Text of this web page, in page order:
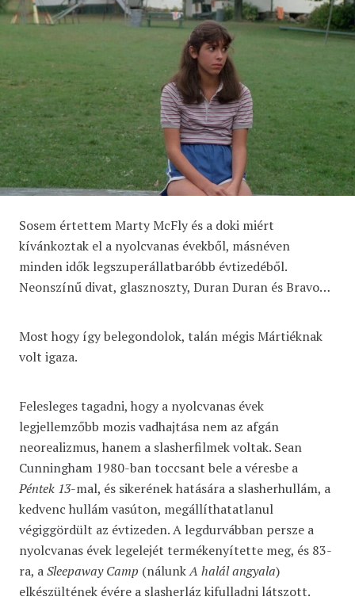
Sosem értettem Marty McFly és a doki miért
kívánkoztak el a nyolcvanas évekből, másnéven
minden idők legszuperállatbaróbb évtizedéből.
Neonszínű divat, glasznoszty, Duran Duran és Bravo…
Most hogy így belegondolok, talán mégis Mártiéknak
volt igaza.
Felesleges tagadni, hogy a nyolcvanas évek
legjellemzőbb mozis vadhajtása nem az afgán
neorealizmus, hanem a slasherfilmek voltak. Sean
Cunningham 1980-ban toccsant bele a véresbe a
Péntek 13-mal, és sikerének hatására a slasherhullám, a
kedvenc hullám vasúton, megállíthatatlanul
végiggördült az évtizeden. A legdurvábban persze a
nyolcvanas évek legelejét termékenyítette meg, és 83-
ra, aSleepaway Camp (nálunkA halál angyala)
elkészültének évére a slasherláz kifulladni látszott.